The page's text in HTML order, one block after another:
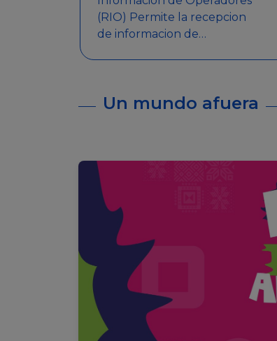
(RIO) Permite la recepcion
de informacion de
significativos, entre otros.
Un mundo afuera